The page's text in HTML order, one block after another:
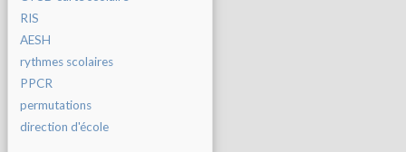
RIS
AESH
rythmes scolaires
PPCR
permutations
direction d'école